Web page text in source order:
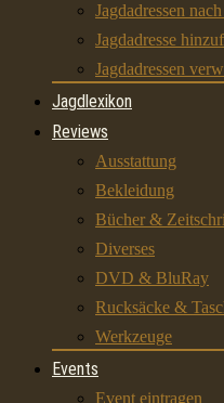
Jagdadressen
Jagdadresse
Jagdadressen
Jagdlexikon
Reviews
Ausstattung
Bekleidung
Bücher &
Diverses
DVD & BluRay
Rucksäcke &
Werkzeuge
Events
Event eintragen